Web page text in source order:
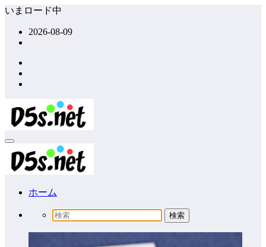
コ
ッ
プ
いまロード中
2026-08-09
ホーム